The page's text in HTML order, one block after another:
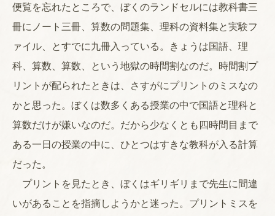
便覧を忘れたところで、ぼくのランドセルには教科書三
冊にノート三冊、算数の問題集、理科の資料集と実験フ
ァイル、とすでに九冊入っている。きょうは国語、理
科、算数、算数、という地獄の時間割なのだ。時間割プ
リントが配られたときは、さすがにプリントのミスなの
かと思った。ぼくは数多くある授業の中で国語と理科と
算数だけが嫌いなのだ。だから少なくとも四時間目まで
ある一日の授業の中に、ひとつはすきな教科が入る計算
だった。
プリントを見たとき、ぼくはギリギリまで先生に間違
いがあることを指摘しようかと迷った。プリントミスを